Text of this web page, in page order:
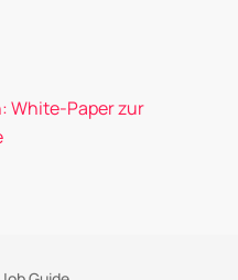
White-Paper zur